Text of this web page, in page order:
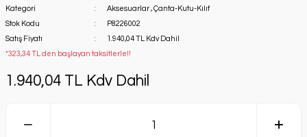
Kategori Aksesuarlar ,Çanta-Kutu-Kılıf
Stok Kodu
P8226002
Satış Fiyatı
1.940,04 TL Kdv Dahil
*323,34 TL den başlayan taksitlerle!!
1.940,04 TL Kdv Dahil